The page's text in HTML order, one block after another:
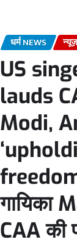
धर्म NEWS न्यूज़
US
lauds
Modi,
गायिका
CAA की